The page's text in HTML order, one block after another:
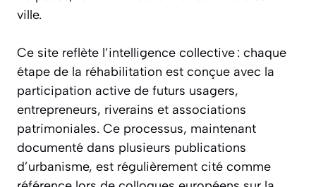
ville.
Ce site reflète l’intelligence collective : chaque
étape de la réhabilitation est conçue avec la
participation active de futurs usagers,
entrepreneurs, riverains et associations
patrimoniales. Ce processus, maintenant
documenté dans plusieurs publications
d’urbanisme, est régulièrement cité comme